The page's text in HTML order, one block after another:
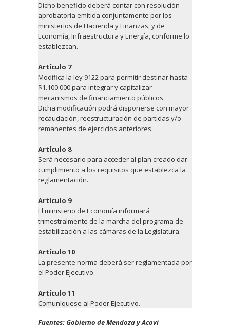
Dicho beneficio deberá contar con resolución
aprobatoria emitida conjuntamente por los
ministerios de Hacienda y Finanzas, y de
Economía, Infraestructura y Energía, conforme lo
establezcan.
Artículo 7
Modifica la ley 9122 para permitir destinar hasta
$1.100.000 para integrar y capitalizar
mecanismos de financiamiento públicos.
Dicha modificación podrá disponerse con mayor
recaudación, reestructuración de partidas y/o
remanentes de ejercicios anteriores.
Artículo 8
Será necesario para acceder al plan creado dar
cumplimiento a los requisitos que establezca la
reglamentación.
Artículo 9
El ministerio de Economía informará
trimestralmente de la marcha del programa de
estabilización a las cámaras de la Legislatura.
Artículo 10
La presente norma deberá ser reglamentada por
el Poder Ejecutivo.
Artículo 11
Comuníquese al Poder Ejecutivo.
Fuentes: Gobierno de Mendoza y Acovi